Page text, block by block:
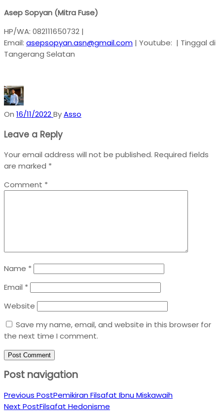
Asep Sopyan (Mitra Fuse)
HP/WA: 082111650732 |
Email: asepsopyan.asn@gmail.com | Youtube: | Tinggal di
Tangerang Selatan
On 16/11/2022ByAsso
Leave a Reply
Your email address will not be published. Required fields
are marked *
Comment *
Name *
Email *
Website
Save my name, email, and website in this browser for
the next time I comment.
Post navigation
Previous PostPemikiran Filsafat Ibnu Miskawaih
Next PostFilsafat Hedonisme